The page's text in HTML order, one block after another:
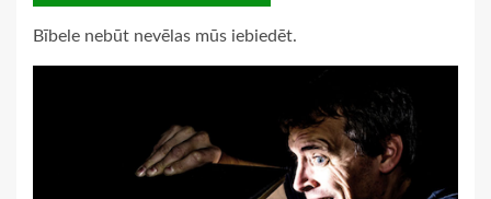
Bībele nebūt nevēlas mūs iebiedēt.